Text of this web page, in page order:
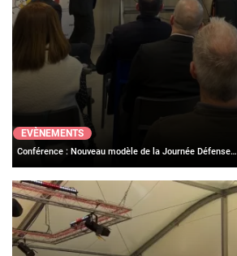
EVÈNEMENTS
Conférence : Nouveau modèle de la Journée Défense…